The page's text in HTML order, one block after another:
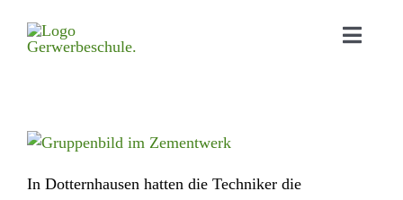
In Dotternhausen hatten die Techniker die